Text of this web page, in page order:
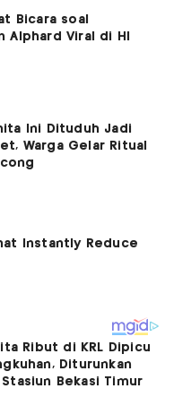
Bicara soal
Alphard Viral di HI
Ini Dituduh Jadi
Warga Gelar Ritual
Ribut di KRL Dipicu
Diturunkan
Bekasi Timur